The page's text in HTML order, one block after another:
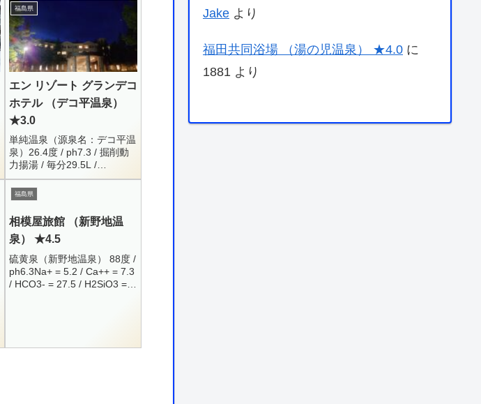
福島県
エン リゾート グランデコ
ホテル （デコ平温泉）
★3.0
単純温泉（源泉名：デコ平温
泉）26.4度 / ph7.3 / 掘削動
力揚湯 / 毎分29.5L /
R5.6.26Na+ = 11 / K+ = 2.4 /
Mg+ = 4.1 /...
福島県
相模屋旅館 （新野地温
泉） ★4.5
硫黄泉（新野地温泉） 88度 /
ph6.3Na+ = 5.2 / Ca++ = 7.3
/ HCO3- = 27.5 / H2SiO3 =
Jake より
福田共同浴場 （湯の児温泉） ★4.0 に
1881 より